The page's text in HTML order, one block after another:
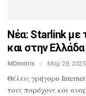
Νέα: Starlink με
και στην Ελλάδα
MDimitris Μαρ 28, 2025
Θέλεις γρήγορο
τους παρόχους και